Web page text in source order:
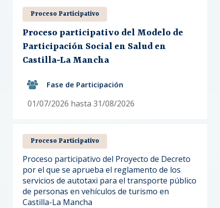
Proceso Participativo
Proceso participativo del Modelo de
Participación Social en Salud en
Castilla-La Mancha
Fase de Participación
01/07/2026 hasta 31/08/2026
Proceso Participativo
Proceso participativo del Proyecto de Decreto
por el que se aprueba el reglamento de los
servicios de autotaxi para el transporte público
de personas en vehículos de turismo en
Castilla-La Mancha